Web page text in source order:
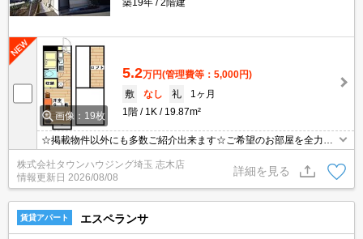
築19年 2階建
画像：19枚
5.2万円(管理費等：5,000円)
敷
なし 礼
1ヶ月
1階
1K 19.87m²
☆掲載物件以外にも多数ご紹介出来ます☆ご希望のお部屋を全力で
お探しさせて頂きます♪
株式会社タウンハウジング埼玉 志木店
情報更新日 2026/08/08
詳細を見る
賃貸アパート エスペランサ